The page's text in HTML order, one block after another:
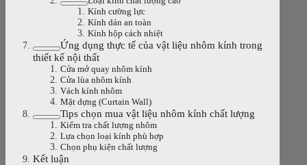
Kính cường lực
Kính dán an toàn
Kính hộp cách nhiệt
Ứng dụng thực tế của vật liệu nhôm kính trong
thiết kế nội thất
Cửa mở quay nhôm kính
Cửa lùa nhôm kính
Vách kính nhôm
Mặt dựng (Curtain Wall)
Tips chọn mua vật liệu nhôm kính chất lượng
Kiểm tra chất lượng nhôm
Lựa chọn loại kính phù hợp
Chọn phụ kiện chất lượng
Kết luận